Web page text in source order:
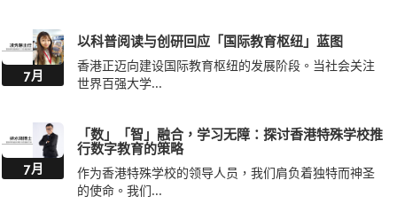
7月
以科普阅读与创研回应「国际教育枢纽」蓝图
香港正迈向建设国际教育枢纽的发展阶段。当社会关注
世界百强大学...
7月
「数」「智」融合，学习无障：探讨香港特殊学校推
行数字教育的策略
作为香港特殊学校的领导人员，我们肩负着独特而神圣
的使命。我们...